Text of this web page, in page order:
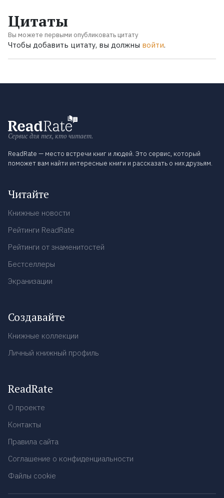
Цитаты
Вы можете первыми опубликовать цитату
Чтобы добавить цитату, вы должны войти.
Сервис для тех, кто читает.
ReadRate — место встречи книг и людей. Это сервис, который
поможет вам найти интересные книги и рассказать о них друзьям.
Читайте
Книжные новости
Рейтинги ReadRate
Рейтинги от знаменитостей
Бестселлеры
Экранизации
Создавайте
Книжные коллекции
Личный книжный профиль
ReadRate
О проекте
Контакты
Правила сайта
Соглашение о конфиденциальности
Файлы cookie